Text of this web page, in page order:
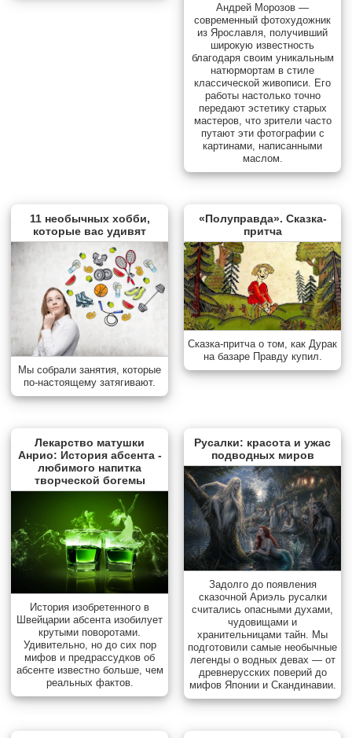
Андрей Морозов —
современный фотохудожник
из Ярославля, получивший
широкую известность
благодаря своим уникальным
натюрмортам в стиле
классической живописи. Его
работы настолько точно
передают эстетику старых
мастеров, что зрители часто
путают эти фотографии с
картинами, написанными
маслом.
11 необычных хобби,
которые вас удивят
Мы собрали занятия, которые
по-настоящему затягивают.
«Полуправда». Сказка-
притча
Сказка-притча о том, как Дурак
на базаре Правду купил.
Лекарство матушки
Анрио: История абсента -
любимого напитка
творческой богемы
История изобретенного в
Швейцарии абсента изобилует
крутыми поворотами.
Удивительно, но до сих пор
мифов и предрассудков об
абсенте известно больше, чем
реальных фактов.
Русалки: красота и ужас
подводных миров
Задолго до появления
сказочной Ариэль русалки
считались опасными духами,
чудовищами и
хранительницами тайн. Мы
подготовили самые необычные
легенды о водных девах — от
древнерусских поверий до
мифов Японии и Скандинавии.